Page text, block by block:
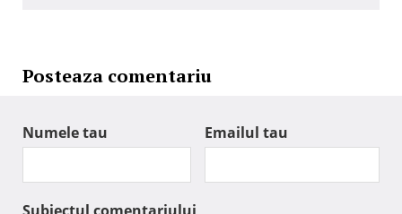
Posteaza comentariu
Numele tau Emailul tau